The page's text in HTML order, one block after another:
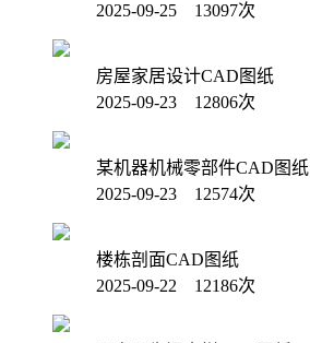
2025-09-25 13097次
房屋家居设计CAD图纸
2025-09-23 12806次
某机器机械零部件CAD图纸
2025-09-23 12574次
楼栋剖面CAD图纸
2025-09-22 12186次